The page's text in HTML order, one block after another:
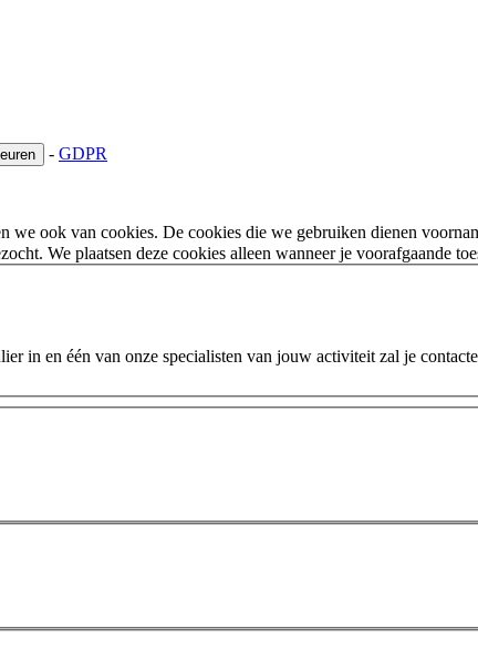
- GDPR
we ook van cookies. De cookies die we gebruiken dienen
We plaatsen deze cookies alleen wanneer je voorafgaande
en één van onze specialisten van jouw activiteit zal je